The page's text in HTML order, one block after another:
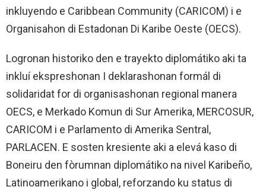
inkluyendo e Caribbean Community (CARICOM) i e
Organisahon di Estadonan Di Karibe Oeste (OECS).
Logronan historiko den e trayekto diplomátiko aki ta
inkluí ekspreshonan I deklarashonan formál di
solidaridat for di organisashonan regional manera
OECS, e Merkado Komun di Sur Amerika, MERCOSUR,
CARICOM i e Parlamento di Amerika Sentral,
PARLACEN. E sosten kresiente aki a elevá kaso di
Boneiru den fòrumnan diplomátiko na nivel Karibeño,
Latinoamerikano i global, reforzando ku status di